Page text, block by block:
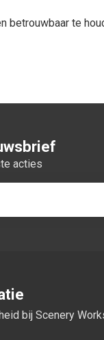
betrouwbaar te
acties
bij Scenery